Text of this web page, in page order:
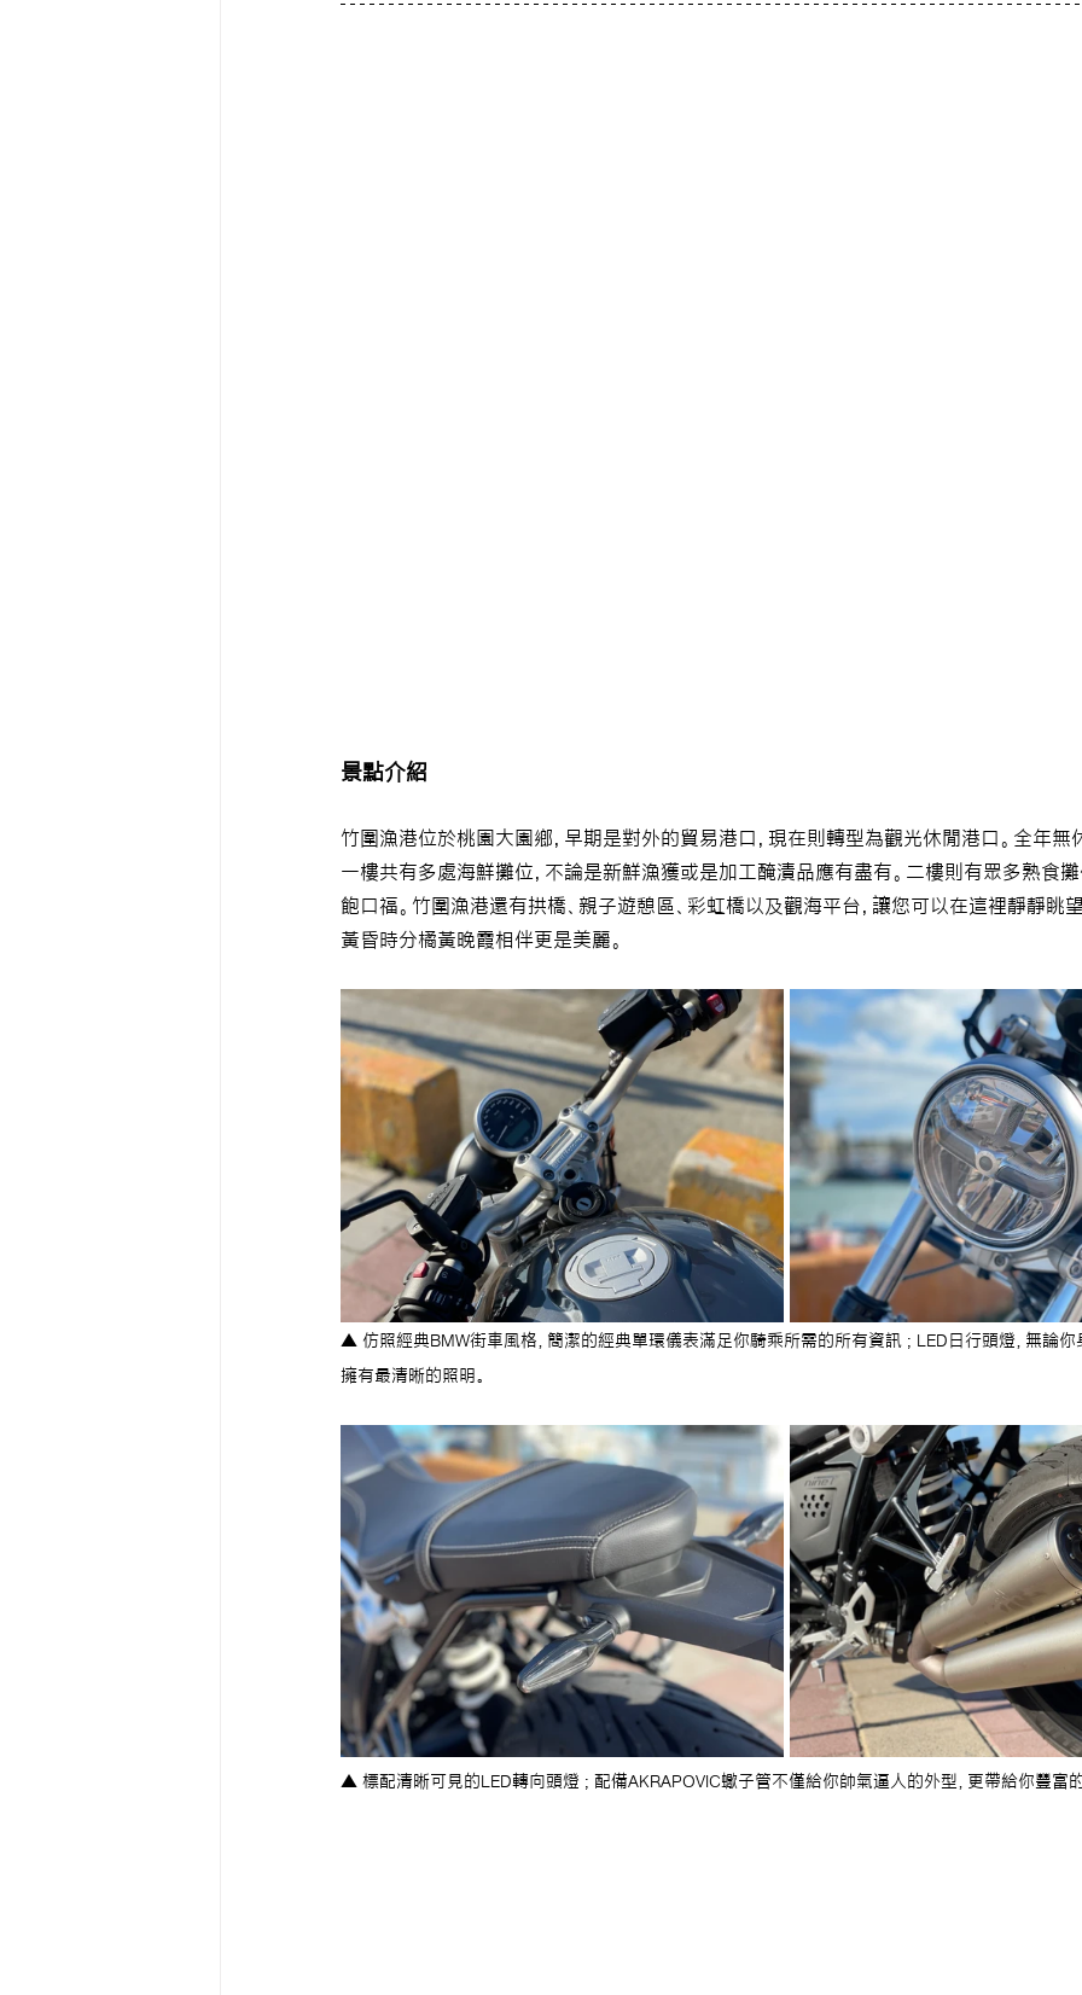
景點介紹
竹圍漁港位於桃園大園鄉，早期是對外的貿易港口，現在則轉型為觀光休閒港口。全年無
一樓共有多處海鮮攤位，不論是新鮮漁獲或是加工醃漬品應有盡有。二樓則有眾多熟食攤
飽口福。竹圍漁港還有拱橋、親子遊憩區、彩虹橋以及觀海平台，讓您可以在這裡靜靜眺
黃昏時分橘黃晚霞相伴更是美麗。
▲ 仿照經典BMW街車風格，簡潔的經典單環儀表滿足你騎乘所需的所有資訊 ; LED日行頭燈，無論你
擁有最清晰的照明。
▲ 標配清晰可見的LED轉向頭燈 ; 配備AKRAPOVIC蠍子管不僅給你帥氣逼人的外型，更帶給你豐富